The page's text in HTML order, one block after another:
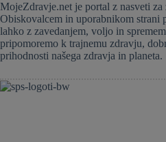
MojeZdravje.net je portal z nasveti
Obiskovalcem in uporabnikom strani
lahko z zavedanjem, voljo in
pripomoremo k trajnemu zdravju,
prihodnosti našega zdravja in planeta.